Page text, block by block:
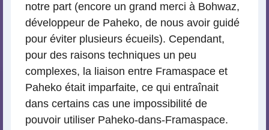
notre part (encore un grand merci à Bohwaz,
développeur de Paheko, de nous avoir guidé
pour éviter plusieurs écueils). Cependant,
pour des raisons techniques un peu
complexes, la liaison entre Framaspace et
Paheko était imparfaite, ce qui entraînait
dans certains cas une impossibilité de
pouvoir utiliser Paheko-dans-Framaspace.